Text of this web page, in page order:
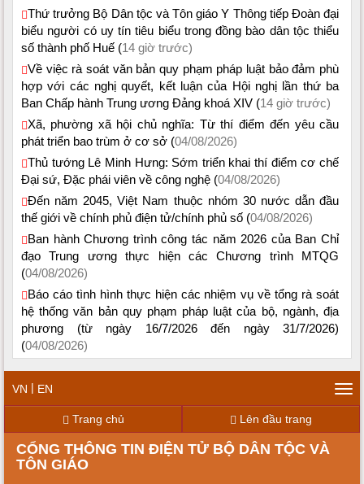
Thứ trưởng Bộ Dân tộc và Tôn giáo Y Thông tiếp Đoàn đại
biểu người có uy tín tiêu biểu trong đồng bào dân tộc thiểu
số thành phố Huế (14 giờ trước)
Về việc rà soát văn bản quy phạm pháp luật bảo đảm phù
hợp với các nghị quyết, kết luận của Hội nghị lần thứ ba
Ban Chấp hành Trung ương Đảng khoá XIV (14 giờ trước)
Xã, phường xã hội chủ nghĩa: Từ thí điểm đến yêu cầu
phát triển bao trùm ở cơ sở (04/08/2026)
Thủ tướng Lê Minh Hưng: Sớm triển khai thí điểm cơ chế
Đại sứ, Đặc phái viên về công nghệ (04/08/2026)
Đến năm 2045, Việt Nam thuộc nhóm 30 nước dẫn đầu
thế giới về chính phủ điện tử/chính phủ số (04/08/2026)
Ban hành Chương trình công tác năm 2026 của Ban Chỉ
đạo Trung ương thực hiện các Chương trình MTQG
(04/08/2026)
Báo cáo tình hình thực hiện các nhiệm vụ về tổng rà soát
hệ thống văn bản quy phạm pháp luật của bộ, ngành, địa
phương (từ ngày 16/7/2026 đến ngày 31/7/2026)
(04/08/2026)
VN | EN
Trang chủ
Lên đầu trang
CỔNG THÔNG TIN ĐIỆN TỬ BỘ DÂN TỘC VÀ
TÔN GIÁO